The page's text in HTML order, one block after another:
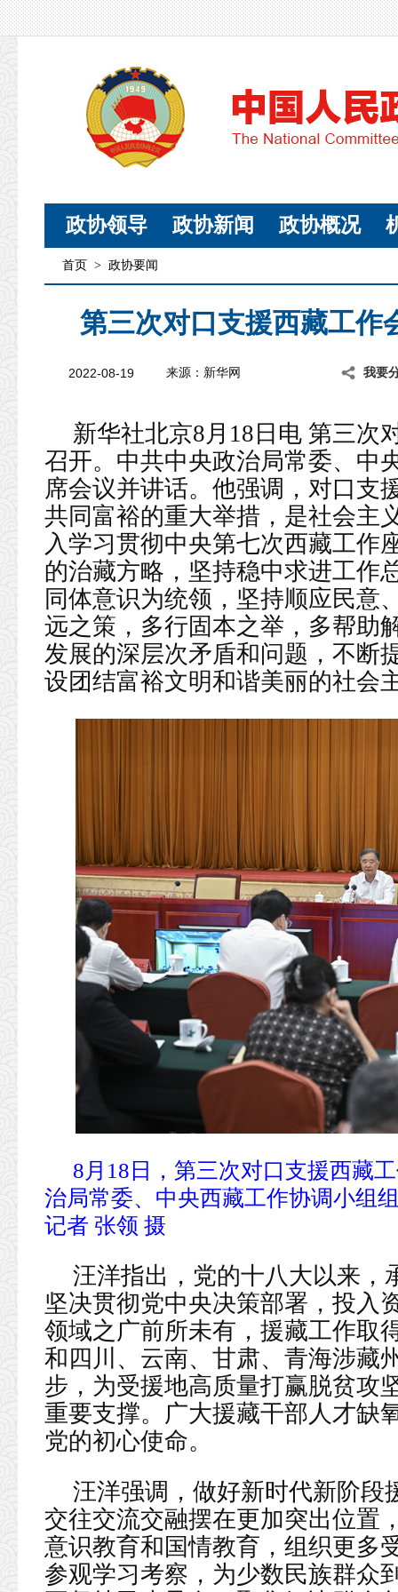
政协领导 政协新闻 政协概况
首页 > 政协要闻
第三次对口支援西藏工作
2022-08-19 来源：新华网 我要
新华社北京8月18日电 第三次
召开。中共中央政治局常委、中
席会议并讲话。他强调，对口支
共同富裕的重大举措，是社会主
入学习贯彻中央第七次西藏工作
的治藏方略，坚持稳中求进工作
同体意识为统领，坚持顺应民意
远之策，多行固本之举，多帮助
发展的深层次矛盾和问题，不断
设团结富裕文明和谐美丽的社会
8月18日，第三次对口支援西藏
治局常委、中央西藏工作协调小组
记者 张领 摄
汪洋指出，党的十八大以来，
坚决贯彻党中央决策部署，投入
领域之广前所未有，援藏工作取
和四川、云南、甘肃、青海涉藏
步，为受援地高质量打赢脱贫攻
重要支撑。广大援藏干部人才缺
党的初心使命。
汪洋强调，做好新时代新阶段
交往交流交融摆在更加突出位置
意识教育和国情教育，组织更多
参观学习考察，为少数民族群众